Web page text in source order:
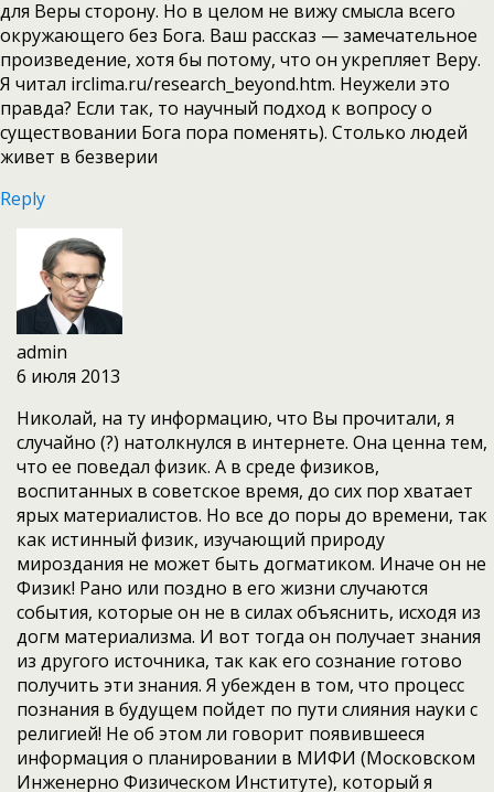
для Веры сторону. Но в целом не вижу смысла всего
окружающего без Бога. Ваш рассказ — замечательное
произведение, хотя бы потому, что он укрепляет Веру.
Я читал irclima.ru/research_beyond.htm. Неужели это
правда? Если так, то научный подход к вопросу о
существовании Бога пора поменять). Столько людей
живет в безверии
Reply
admin
6 июля 2013
Николай, на ту информацию, что Вы прочитали, я
случайно (?) натолкнулся в интернете. Она ценна тем,
что ее поведал физик. А в среде физиков,
воспитанных в советское время, до сих пор хватает
ярых материалистов. Но все до поры до времени, так
как истинный физик, изучающий природу
мироздания не может быть догматиком. Иначе он не
Физик! Рано или поздно в его жизни случаются
события, которые он не в силах объяснить, исходя из
догм материализма. И вот тогда он получает знания
из другого источника, так как его сознание готово
получить эти знания. Я убежден в том, что процесс
познания в будущем пойдет по пути слияния науки с
религией! Не об этом ли говорит появившееся
информация о планировании в МИФИ (Московском
Инженерно Физическом Институте), который я